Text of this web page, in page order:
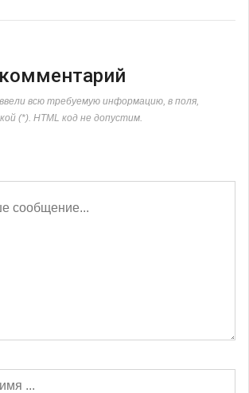
всю требуемую информацию, в поля,
(*). HTML код не допустим.